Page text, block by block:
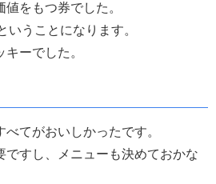
をもつ券でした。
いうことになります。
ーでした。
てがおいしかったです。
ですし、メニューも決めておかな